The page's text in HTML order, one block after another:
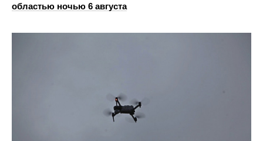
областью ночью 6 августа